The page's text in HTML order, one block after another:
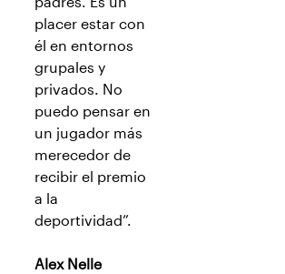
placer estar con
él en entornos
grupales y
privados. No
puedo pensar en
un jugador más
merecedor de
recibir el premio
a la
deportividad”.
Alex Nelle